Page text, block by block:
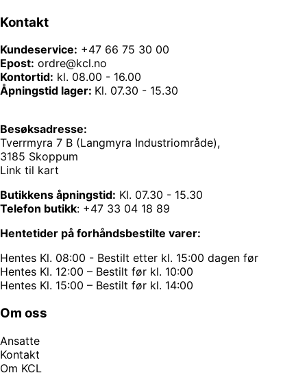
Kontakt
Kundeservice: +47 66 75 30 00
Epost: ordre@kcl.no
Kontortid: kl. 08.00 - 16.00
Åpningstid lager: Kl. 07.30 - 15.30
Besøksadresse:
Tverrmyra 7 B (Langmyra Industriområde),
3185 Skoppum
Link til kart
Butikkens åpningstid: Kl. 07.30 - 15.30
Telefon butikk: +47 33 04 18 89
Hentetider på forhåndsbestilte varer:
Hentes Kl. 08:00 - Bestilt etter kl. 15:00 dagen før
Hentes Kl. 12:00 – Bestilt før kl. 10:00
Hentes Kl. 15:00 – Bestilt før kl. 14:00
Om oss
Ansatte
Kontakt
Om KCL